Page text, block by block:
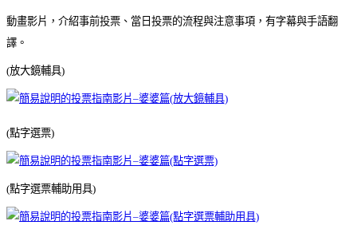
動畫影片，介紹事前投票、當日投票的流程與注意事項，有字幕與手語翻
譯。
(放大鏡輔具)
(點字選票)
(點字選票輔助用具)